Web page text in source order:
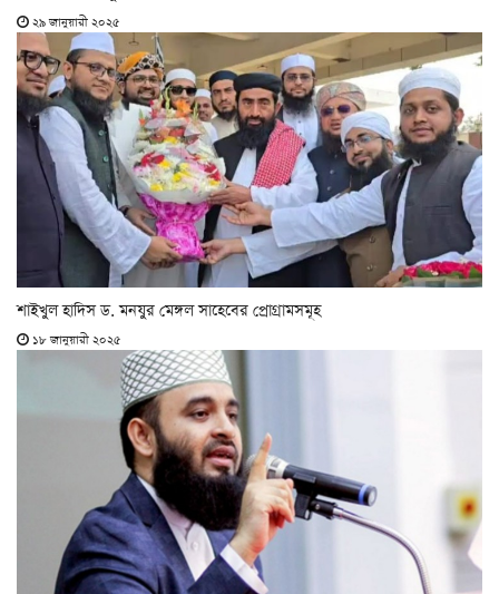
২৯ জানুয়ারী ২০২৫
শাইখুল হাদিস ড. মনযুর মেঙ্গল সাহেবের প্রোগ্রামসমূহ
১৮ জানুয়ারী ২০২৫